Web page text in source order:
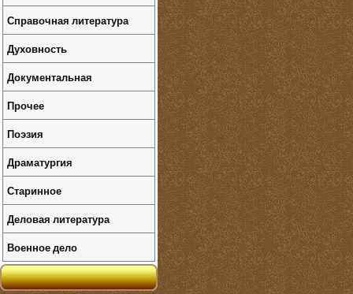
Справочная литература
Духовность
Документальная
Прочее
Поэзия
Драматургия
Старинное
Деловая литература
Военное дело